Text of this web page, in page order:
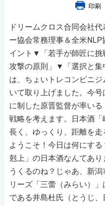
印刷
ドリームクロス合同会社
ー協会常務理事＆全米
イント▼「若手が師匠に
攻撃の原則」▼「選択と集
は、ちょいトレコンビニ
いて取り上げました。今
に制した原晋監督が率い
戦略を考えます。日本酒
長く、ゆっくり、距離を
ようこそ！今日は何にす
剋上」の日本酒なんてあ
うくるのね？じゃあ、新
リーズ「三蕾（みらい）
である井島杜氏（とうじ、